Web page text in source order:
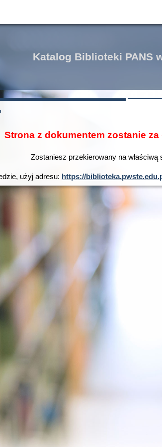
Katalog Biblioteki PANS
Strona z dokumentem zostanie
Zostaniesz przekierowany na właściwą
użyj adresu: https://